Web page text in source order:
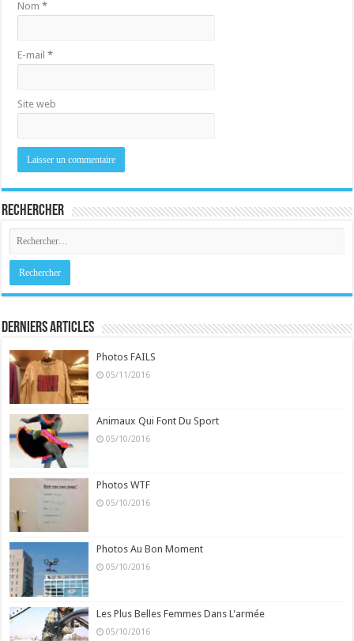
Nom*
E-mail*
Site web
Rechercher
Derniers Articles
Photos FAILS
05/11/2016
Animaux Qui Font Du Sport
05/10/2016
Photos WTF
05/10/2016
Photos Au Bon Moment
05/10/2016
Les Plus Belles Femmes Dans L'armée
05/10/2016